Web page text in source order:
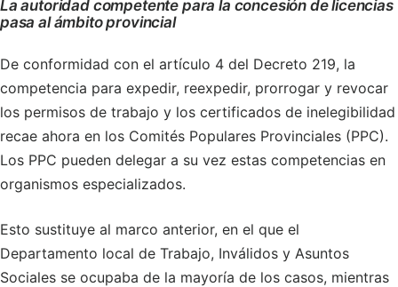
La autoridad competente para la concesión de licencias
pasa al ámbito provincial
De conformidad con el artículo 4 del Decreto 219, la
competencia para expedir, reexpedir, prorrogar y revocar
los permisos de trabajo y los certificados de inelegibilidad
recae ahora en los Comités Populares Provinciales (PPC).
Los PPC pueden delegar a su vez estas competencias en
organismos especializados.
Esto sustituye al marco anterior, en el que el
Departamento local de Trabajo, Inválidos y Asuntos
Sociales se ocupaba de la mayoría de los casos, mientras